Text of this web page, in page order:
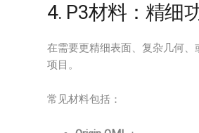
4. P3材料：精细
在需要更精细表面、复杂几何、
项目。
常见材料包括：